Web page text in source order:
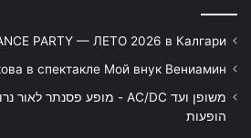
PARTY — ЛЕТО 2026 в Калгари
в спектакле Мой внук Вениамин
הופעות